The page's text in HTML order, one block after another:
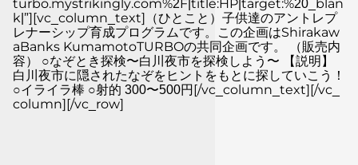
turbo.mystrikingly.com%2F|title:HP|target:%20_blan
k|”][vc_column_text]（ひとこと）子供達のアントレプ
レナーシップ育成プログラムです。この企画はShirakaw
aBanks KumamotoTURBOの共同企画です。 （販売内
容） ○なぞとき探検〜白川夜市を探検しよう〜 【説明】
白川夜市に隠されたなぞをヒントをもとに探していこう！
○イライラ棒 ○射的 300〜500円[/vc_column_text][/vc_
column][/vc_row]